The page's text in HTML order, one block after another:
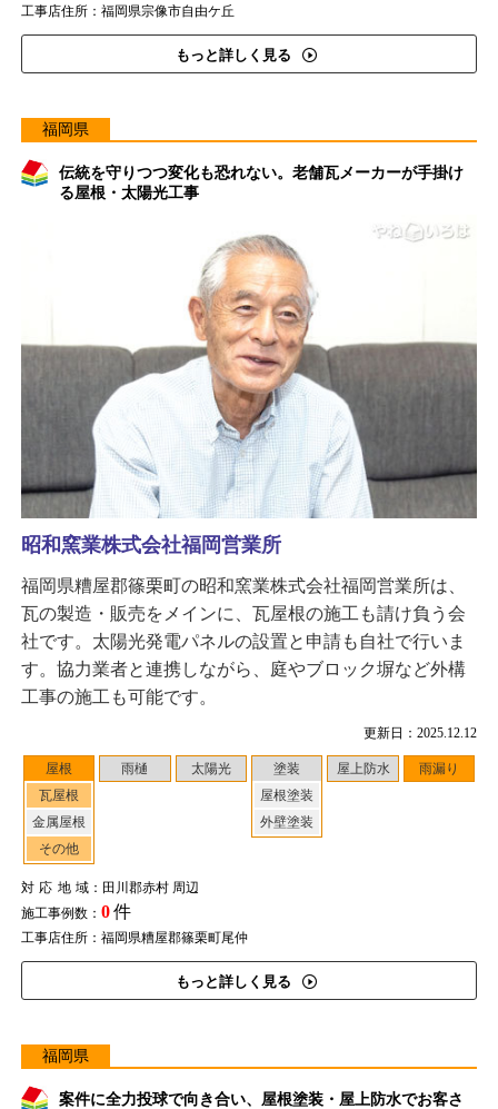
工事店住所：福岡県宗像市自由ケ丘
もっと詳しく見る
福岡県
伝統を守りつつ変化も恐れない。老舗瓦メーカーが手掛け
る屋根・太陽光工事
更新日：2025.12.12
屋根
瓦屋根
金属屋根
その他
雨樋 太陽光
塗装
屋根塗装
外壁塗装
屋上防水 雨漏り
対応地域：田川郡赤村 周辺
施工事例数： 0件
工事店住所：福岡県糟屋郡篠栗町尾仲
もっと詳しく見る
昭和窯業株式会社福岡営業所
福岡県糟屋郡篠栗町の昭和窯業株式会社福岡営業所は、
瓦の製造・販売をメインに、瓦屋根の施工も請け負う会
社です。太陽光発電パネルの設置と申請も自社で行いま
す。協力業者と連携しながら、庭やブロック塀など外構
工事の施工も可能です。
福岡県
案件に全力投球で向き合い、屋根塗装・屋上防水でお客さ